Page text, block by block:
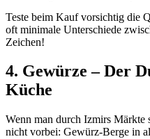
Teste beim Kauf vorsichtig die
oft minimale Unterschiede
Zeichen!
4. Gewürze – Der
Küche
Wenn man durch Izmirs Märkte
nicht vorbei: Gewürz-Berge in